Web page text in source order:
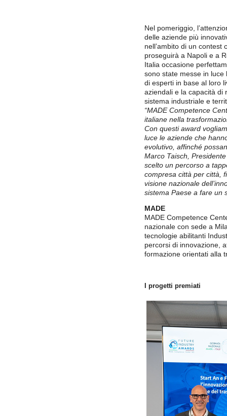
Nel pomeriggio,
delle aziende più
nell’ambito di un contest
proseguirà a Napoli e a
Italia occasione
sono state messe in
di esperti in base al loro
aziendali e la capacità di
sistema industriale e
“MADE Competence
italiane nella
Con questi award
luce le aziende che
evolutivo, affinché
Marco Taisch,
scelto un percorso a
compresa città per città,
visione nazionale
sistema Paese a fare un
MADE
MADE Competence
nazionale con sede a
tecnologie abilitanti
percorsi di innovazione,
formazione orientati alla
I progetti premiati